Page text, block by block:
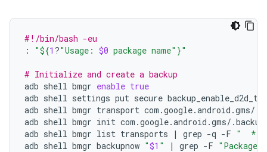
#!/bin/bash -eu
:
"${1 ?"Usage: $0 package name" }"
# Initialize and create a backup
adb shell bmgr enable true
adb shell settings put secure
adb shell bmgr transport com.google.android.gms/
adb shell bmgr init com.google.android.gms/
adb shell bmgr list transports | grep -q -F "  *
adb shell bmgr backupnow "$1 " | grep -F "Package